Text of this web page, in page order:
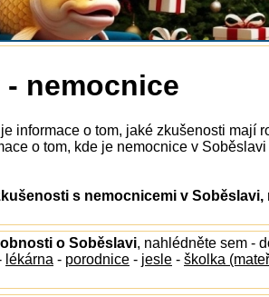
nemocnice
informace o tom, jaké zkušenosti mají
o tom, kde je nemocnice v
s nemocnicemi v
o Soběslavi, nahlédněte sem -
lékárna - porodnice - jesle - školka